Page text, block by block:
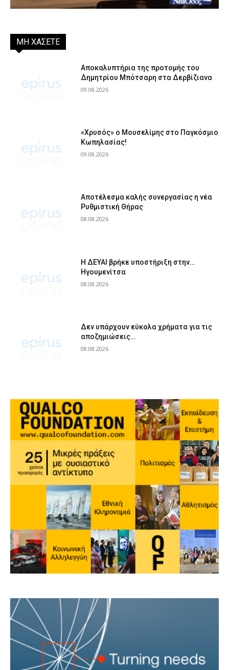
ΜΗ ΧΑΣΕΤΕ
Αποκαλυπτήρια της προτομής του
Δημητρίου Μπότσαρη στα Δερβίζιανα
09.08.2026
«Χρυσός» ο Μουσελίμης στο Παγκόσμιο
Κωπηλασίας!
09.08.2026
Αποτέλεσμα καλής συνεργασίας η νέα
Ρυθμιστική Θήρας
08.08.2026
Η ΔΕΥΑΙ βρήκε υποστήριξη στην…
Ηγουμενίτσα
08.08.2026
Δεν υπάρχουν εύκολα χρήματα για τις
αποζημιώσεις…
08.08.2026